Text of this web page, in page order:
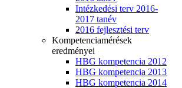
Intézkedési terv 2016-
2017 tanév
2016 fejlesztési terv
Kompetenciamérések
eredményei
HBG kompetencia 2012
HBG kompetencia 2013
HBG kompetencia 2014